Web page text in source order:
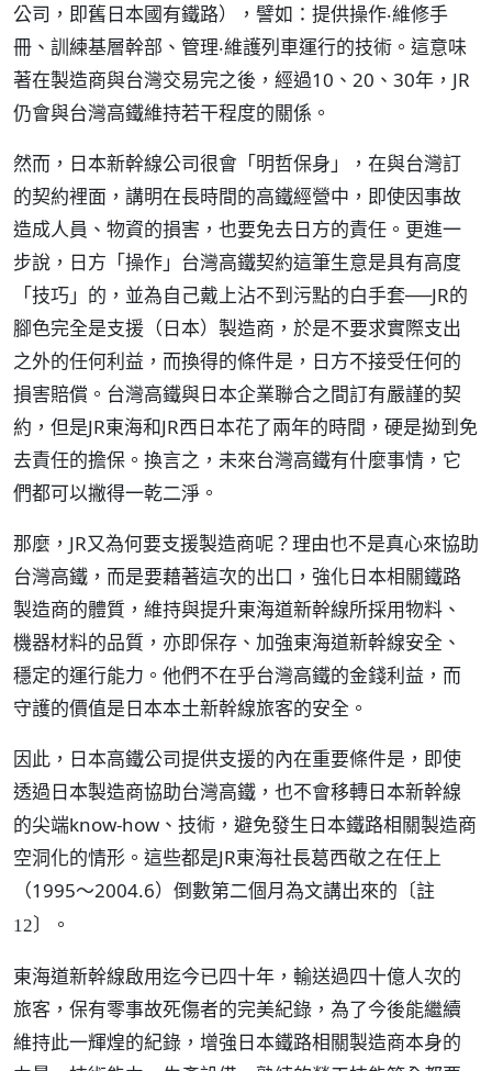
公司，即舊日本國有鐵路），譬如：提供操作‧維修手
冊、訓練基層幹部、管理‧維護列車運行的技術。這意味
著在製造商與台灣交易完之後，經過10、20、30年，JR
仍會與台灣高鐵維持若干程度的關係。
然而，日本新幹線公司很會「明哲保身」，在與台灣訂
的契約裡面，講明在長時間的高鐵經營中，即使因事故
造成人員、物資的損害，也要免去日方的責任。更進一
步說，日方「操作」台灣高鐵契約這筆生意是具有高度
「技巧」的，並為自己戴上沾不到污點的白手套──JR的
腳色完全是支援（日本）製造商，於是不要求實際支出
之外的任何利益，而換得的條件是，日方不接受任何的
損害賠償。台灣高鐵與日本企業聯合之間訂有嚴謹的契
約，但是JR東海和JR西日本花了兩年的時間，硬是拗到免
去責任的擔保。換言之，未來台灣高鐵有什麼事情，它
們都可以撇得一乾二淨。
那麼，JR又為何要支援製造商呢？理由也不是真心來協助
台灣高鐵，而是要藉著這次的出口，強化日本相關鐵路
製造商的體質，維持與提升東海道新幹線所採用物料、
機器材料的品質，亦即保存、加強東海道新幹線安全、
穩定的運行能力。他們不在乎台灣高鐵的金錢利益，而
守護的價值是日本本土新幹線旅客的安全。
因此，日本高鐵公司提供支援的內在重要條件是，即使
透過日本製造商協助台灣高鐵，也不會移轉日本新幹線
的尖端know-how、技術，避免發生日本鐵路相關製造商
空洞化的情形。這些都是JR東海社長葛西敬之在任上
（1995～2004.6）倒數第二個月為文講出來的 〔註
12〕
。
東海道新幹線啟用迄今已四十年，輸送過四十億人次的
旅客，保有零事故死傷者的完美紀錄，為了今後能繼續
維持此一輝煌的紀錄，增強日本鐵路相關製造商本身的